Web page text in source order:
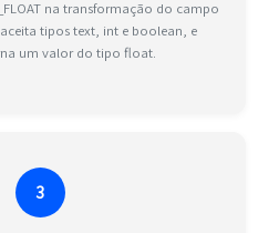
na transformação do campo
tipos text, int e boolean, e
um valor do tipo float.
3